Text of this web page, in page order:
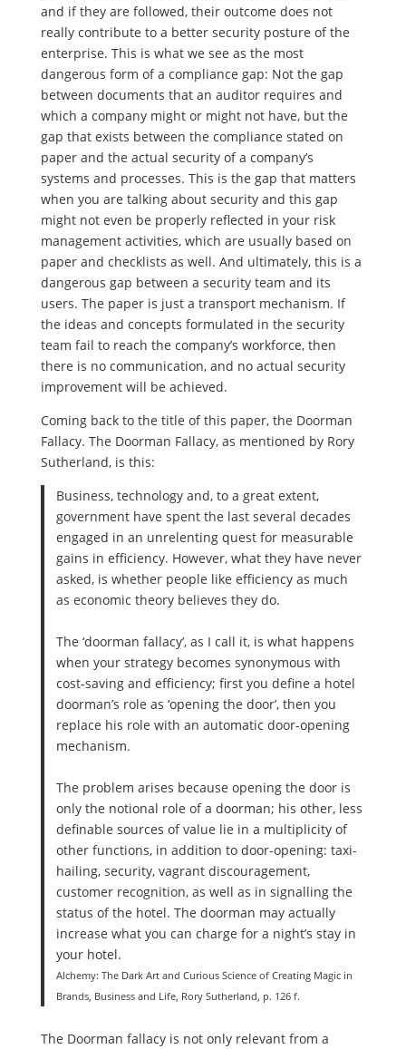
and if they are followed, their outcome does not
really contribute to a better security posture of the
enterprise. This is what we see as the most
dangerous form of a compliance gap: Not the gap
between documents that an auditor requires and
which a company might or might not have, but the
gap that exists between the compliance stated on
paper and the actual security of a company’s
systems and processes. This is the gap that matters
when you are talking about security and this gap
might not even be properly reflected in your risk
management activities, which are usually based on
paper and checklists as well. And ultimately, this is a
dangerous gap between a security team and its
users. The paper is just a transport mechanism. If
the ideas and concepts formulated in the security
team fail to reach the company’s workforce, then
there is no communication, and no actual security
improvement will be achieved.
Coming back to the title of this paper, the Doorman
Fallacy. The Doorman Fallacy, as mentioned by Rory
Sutherland, is this:
Business, technology and, to a great extent,
government have spent the last several decades
engaged in an unrelenting quest for measurable
gains in efficiency. However, what they have never
asked, is whether people like efficiency as much
as economic theory believes they do.
The ‘doorman fallacy’, as I call it, is what happens
when your strategy becomes synonymous with
cost-saving and efficiency; first you define a hotel
doorman’s role as ‘opening the door’, then you
replace his role with an automatic door-opening
mechanism.
The problem arises because opening the door is
only the notional role of a doorman; his other, less
definable sources of value lie in a multiplicity of
other functions, in addition to door-opening: taxi-
hailing, security, vagrant discouragement,
customer recognition, as well as in signalling the
status of the hotel. The doorman may actually
increase what you can charge for a night’s stay in
your hotel.
Alchemy: The Dark Art and Curious Science of Creating Magic in
Brands, Business and Life, Rory Sutherland, p. 126 f.
The Doorman fallacy is not only relevant from a